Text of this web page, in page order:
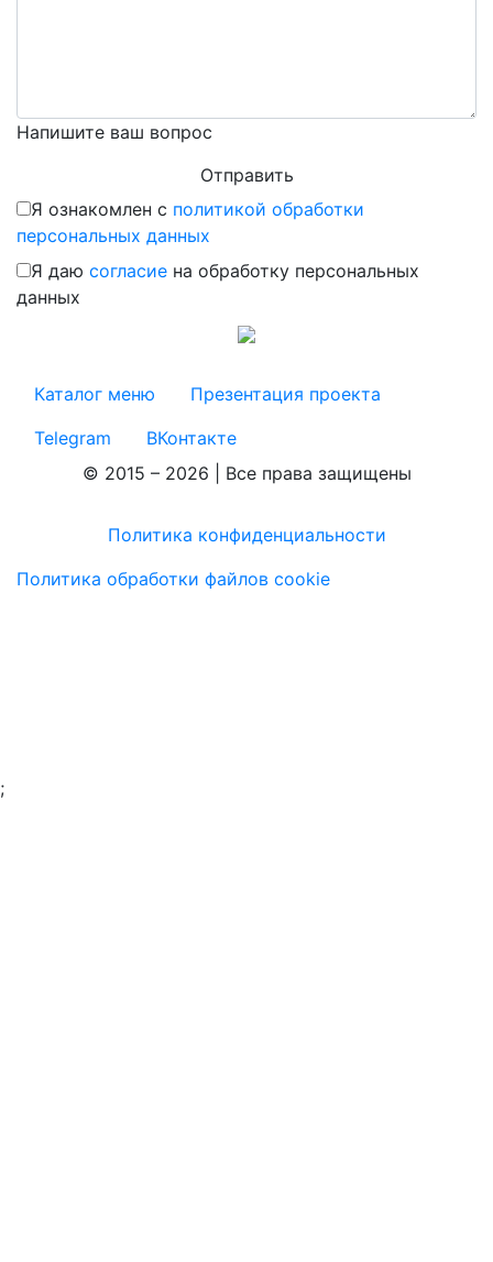
Напишите ваш вопрос
Я ознакомлен с политикой обработки
персональных данных
Я даю согласие на обработку персональных
данных
Каталог меню
Презентация проекта
Telegram
ВКонтакте
© 2015 – 2026 | Все права защищены
Политика конфиденциальности
Политика обработки файлов cookie
;